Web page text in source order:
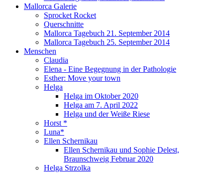
Mallorca Galerie
Sprocket Rocket
Querschnitte
Mallorca Tagebuch 21. September 2014
Mallorca Tagebuch 25. September 2014
Menschen
Claudia
Elena - Eine Begegnung in der Pathologie
Esther: Move your town
Helga
Helga im Oktober 2020
Helga am 7. April 2022
Helga und der Weiße Riese
Horst *
Luna*
Ellen Schernikau
Ellen Schernikau und Sophie Delest,
Braunschweig Februar 2020
Helga Strzolka